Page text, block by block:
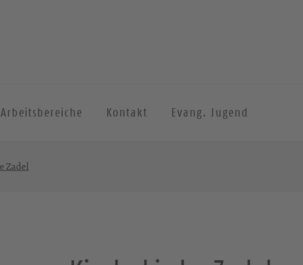
Arbeitsbereiche Kontakt Evang. Jugend
Zadel